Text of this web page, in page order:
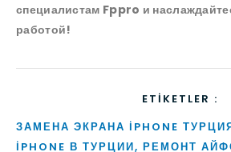
специалистам Fppro и
работой!
ETIKETLER :
ЗАМЕНА ЭКРАНА IPHONE
IPHONE В ТУРЦИИ, РЕМОНТ